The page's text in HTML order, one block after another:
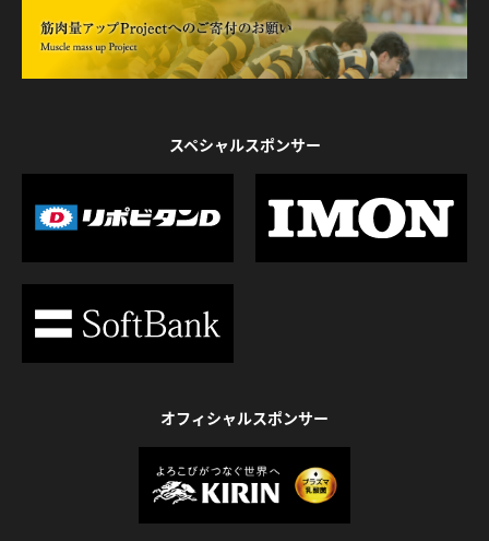
スペシャルスポンサー
オフィシャルスポンサー